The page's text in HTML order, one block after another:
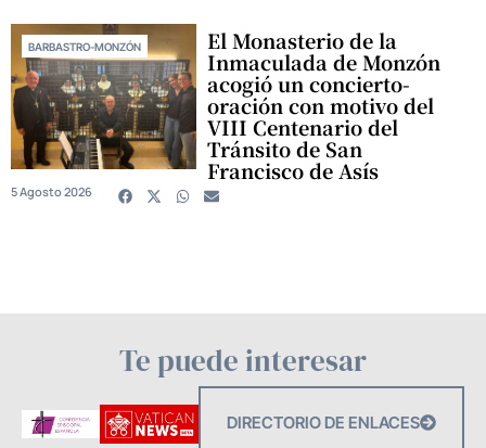
BARBASTRO-MONZÓN El Monasterio de la
Inmaculada de Monzón
acogió un concierto-
oración con motivo del
VIII Centenario del
Tránsito de San
Francisco de Asís
5 Agosto 2026
Te puede interesar
DIRECTORIO DE ENLACES